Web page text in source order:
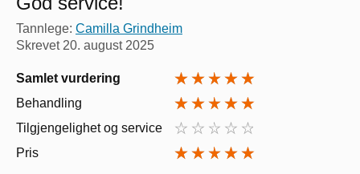
Tannlege: Camilla Grindheim
Skrevet 20. august 2025
Samlet vurdering
Behandling
Tilgjengelighet og service
Pris